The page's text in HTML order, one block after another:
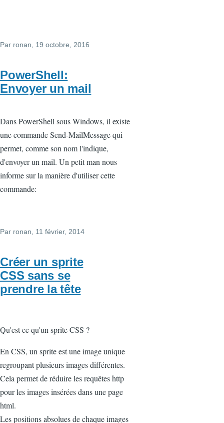
Par ronan, 19 octobre, 2016
PowerShell:
Envoyer un mail
Dans PowerShell sous Windows, il existe
une commande Send-MailMessage qui
permet, comme son nom l'indique,
d'envoyer un mail. Un petit man nous
informe sur la manière d'utiliser cette
commande:
Par ronan, 11 février, 2014
Créer un sprite
CSS sans se
prendre la tête
Qu'est ce qu'un sprite CSS ?
En CSS, un sprite est une image unique
regroupant plusieurs images différentes.
Cela permet de réduire les requêtes http
pour les images insérées dans une page
html.
Les positions absolues de chaque images